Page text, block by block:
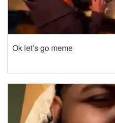
Ok let’s go meme